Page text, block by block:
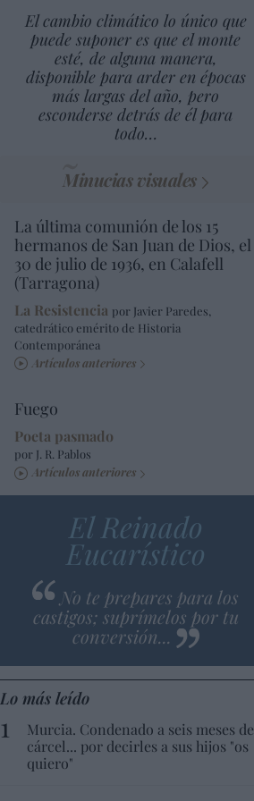
El cambio climático lo único que
puede suponer es que el monte
esté, de alguna manera,
disponible para arder en épocas
más largas del año, pero
esconderse detrás de él para
todo…
Minucias visuales
La última comunión de los 15
hermanos de San Juan de Dios, el
30 de julio de 1936, en Calafell
(Tarragona)
La Resistencia por Javier Paredes,
catedrático emérito de Historia
Contemporánea
Artículos anteriores
Fuego
Poeta pasmado
por J. R. Pablos
Artículos anteriores
El Reinado
Eucarístico
No te prepares para los
castigos; suprímelos por tu
conversión...
Lo más leído
Murcia. Condenado a seis meses de
cárcel... por decirles a sus hijos "os
quiero"